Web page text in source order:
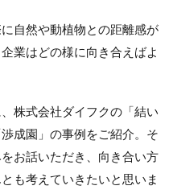
自然や動植物との距離感が
業はどの様に向き合えばよ
株式会社ダイフクの「結い
成園」の事例をご紹介。そ
お話いただき、向き合い方
も考えていきたいと思いま